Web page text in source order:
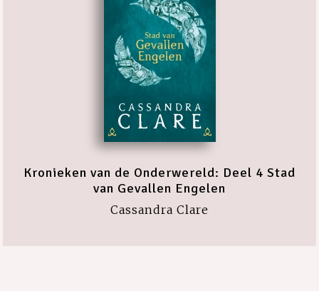
Kronieken van de Onderwereld: Deel 4 Stad
van Gevallen Engelen
Cassandra Clare